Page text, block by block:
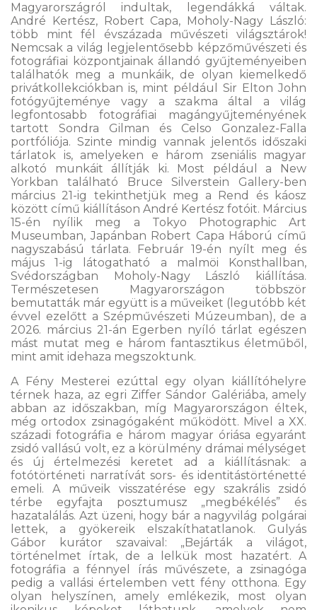
Magyarországról indultak, legendákká váltak.
André Kertész, Robert Capa, Moholy-Nagy László:
több mint fél évszázada művészeti világsztárok!
Nemcsak a világ legjelentősebb képzőművészeti és
fotográfiai központjainak állandó gyűjteményeiben
találhatók meg a munkáik, de olyan kiemelkedő
privátkollekciókban is, mint például Sir Elton John
fotógyűjteménye vagy a szakma által a világ
legfontosabb fotográfiai magángyűjteményének
tartott Sondra Gilman és Celso Gonzalez-Falla
portfóliója. Szinte mindig vannak jelentős időszaki
tárlatok is, amelyeken e három zseniális magyar
alkotó munkáit állítják ki. Most például a New
Yorkban található Bruce Silverstein Gallery-ben
március 21-ig tekinthetjük meg a Rend és káosz
között című kiállításon André Kertész fotóit. Március
15-én nyílik meg a Tokyo Photographic Art
Museumban, Japánban Robert Capa Háború című
nagyszabású tárlata. Február 19-én nyílt meg és
május 1-ig látogatható a malmöi Konsthallban,
Svédországban Moholy-Nagy László kiállítása.
Természetesen Magyarországon többször
bemutatták már együtt is a műveiket (legutóbb két
évvel ezelőtt a Szépművészeti Múzeumban), de a
2026. március 21-án Egerben nyíló tárlat egészen
mást mutat meg e három fantasztikus életműből,
mint amit idehaza megszoktunk.
A Fény Mesterei ezúttal egy olyan kiállítóhelyre
térnek haza, az egri Ziffer Sándor Galériába, amely
abban az időszakban, míg Magyarországon éltek,
még ortodox zsinagógaként működött. Mivel a XX.
századi fotográfia e három magyar óriása egyaránt
zsidó vallású volt, ez a körülmény drámai mélységet
és új értelmezési keretet ad a kiállításnak: a
fotótörténeti narratívát sors- és identitástörténetté
emeli. A műveik visszatérése egy szakrális zsidó
térbe egyfajta posztumusz „megbékélés” és
hazatalálás. Azt üzeni, hogy bár a nagyvilág polgárai
lettek, a gyökereik elszakíthatatlanok. Gulyás
Gábor kurátor szavaival: „Bejárták a világot,
történelmet írtak, de a lelkük most hazatért. A
fotográfia a fénnyel írás művészete, a zsinagóga
pedig a vallási értelemben vett fény otthona. Egy
olyan helyszínen, amely emlékezik, most olyan